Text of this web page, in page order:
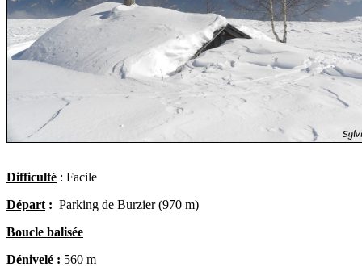
Difficulté : Facile
Départ : Parking de Burzier (970 m)
Boucle balisée
Dénivelé : 560 m